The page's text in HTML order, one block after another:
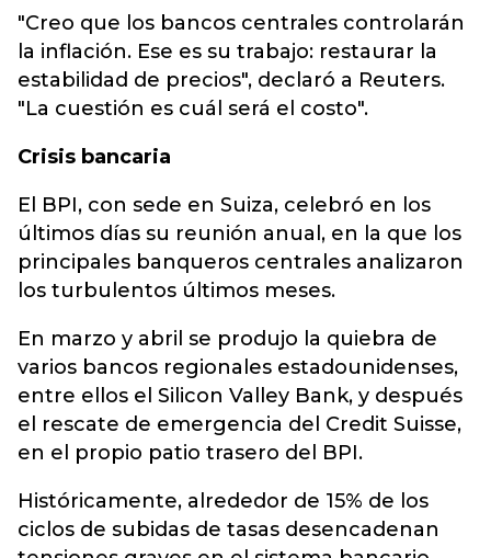
"Creo que los bancos centrales controlarán
la inflación. Ese es su trabajo: restaurar la
estabilidad de precios", declaró a Reuters.
"La cuestión es cuál será el costo".
Crisis bancaria
El BPI, con sede en Suiza, celebró en los
últimos días su reunión anual, en la que los
principales banqueros centrales analizaron
los turbulentos últimos meses.
En marzo y abril se produjo la quiebra de
varios bancos regionales estadounidenses,
entre ellos el Silicon Valley Bank, y después
el rescate de emergencia del Credit Suisse,
en el propio patio trasero del BPI.
Históricamente, alrededor de 15% de los
ciclos de subidas de tasas desencadenan